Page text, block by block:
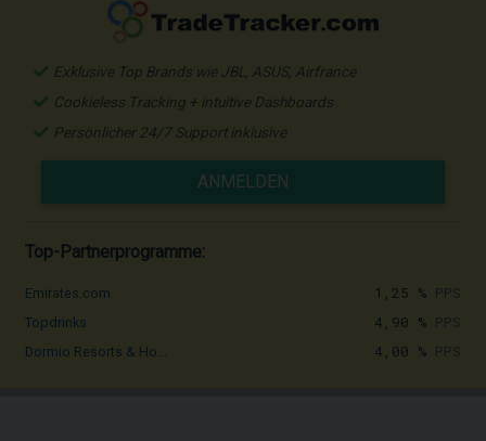
Exklusive Top Brands wie JBL, ASUS, Airfrance
Cookieless Tracking + intuitive Dashboards
Persönlicher 24/7 Support inklusive
ANMELDEN
Top-Partnerprogramme:
Emirates.com 1,25 %
Topdrinks 4,90 %
Dormio Resorts & Ho... 4,00 %